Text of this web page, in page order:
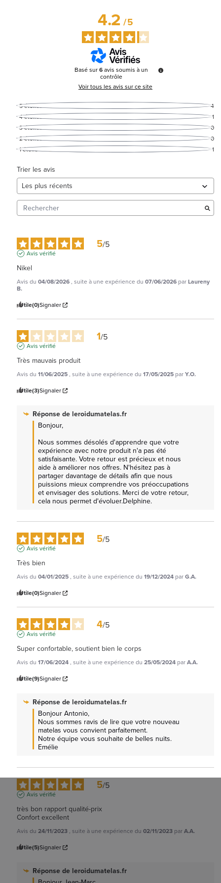
4.2/5
Basé sur6 avis soumis à un
contrôle
Voir tous les avis sur ce site
5étoiles
4
4étoiles
1
3étoiles
0
2étoiles
0
1étoile 1
Trier les avis
5/5
Avis vérifié
Nikel
Avis du 04/08/2026, suite à une expérience du 07/06/2026 parLaureny
B.
Utile(0)Signaler
1/5
Avis vérifié
Très mauvais produit
Avis du 11/06/2025, suite à une expérience du 17/05/2025 parY.O.
Utile(3)Signaler
Réponse de leroidumatelas.fr
Bonjour,
Nous sommes désolés d'apprendre que votre
expérience avec notre produit n'a pas été
satisfaisante. Votre retour est précieux et nous
aide à améliorer nos offres. N'hésitez pas à
partager davantage de détails afin que nous
puissions mieux comprendre vos préoccupations
et envisager des solutions. Merci de votre retour,
cela nous permet d'évoluer.Delphine.
5/5
Avis vérifié
Très bien
Avis du 04/01/2025, suite à une expérience du 19/12/2024 parG.A.
Utile(0)Signaler
4/5
Avis vérifié
Super confortable, soutient bien le corps
Avis du 17/06/2024, suite à une expérience du 25/05/2024 parA.A.
Utile(9)Signaler
Réponse de leroidumatelas.fr
Bonjour Antonio,
Nous sommes ravis de lire que votre nouveau
matelas vous convient parfaitement.
Notre équipe vous souhaite de belles nuits.
Emélie
5/5
Avis vérifié
très bon rapport qualité-prix
Confort excellent
Avis du 24/11/2023 , suite à une expérience du 02/11/2023 parA.A.
Utile(5)Signaler
Réponse de leroidumatelas.fr